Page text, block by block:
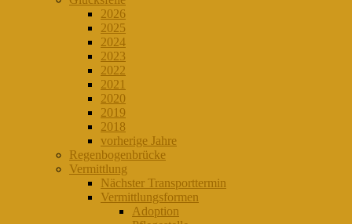
2026
2025
2024
2023
2022
2021
2020
2019
2018
vorherige Jahre
Regenbogenbrücke
Vermittlung
Nächster Transporttermin
Vermittlungsformen
Adoption